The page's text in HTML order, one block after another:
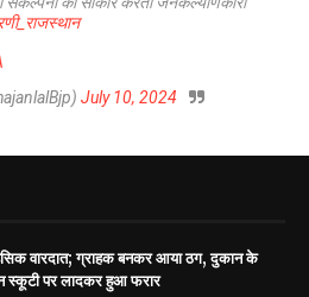
July 10, 2024
वारदात; ग्राहक बनकर आया ठग, दुकान के
स्कूटी पर लादकर हुआ फरार